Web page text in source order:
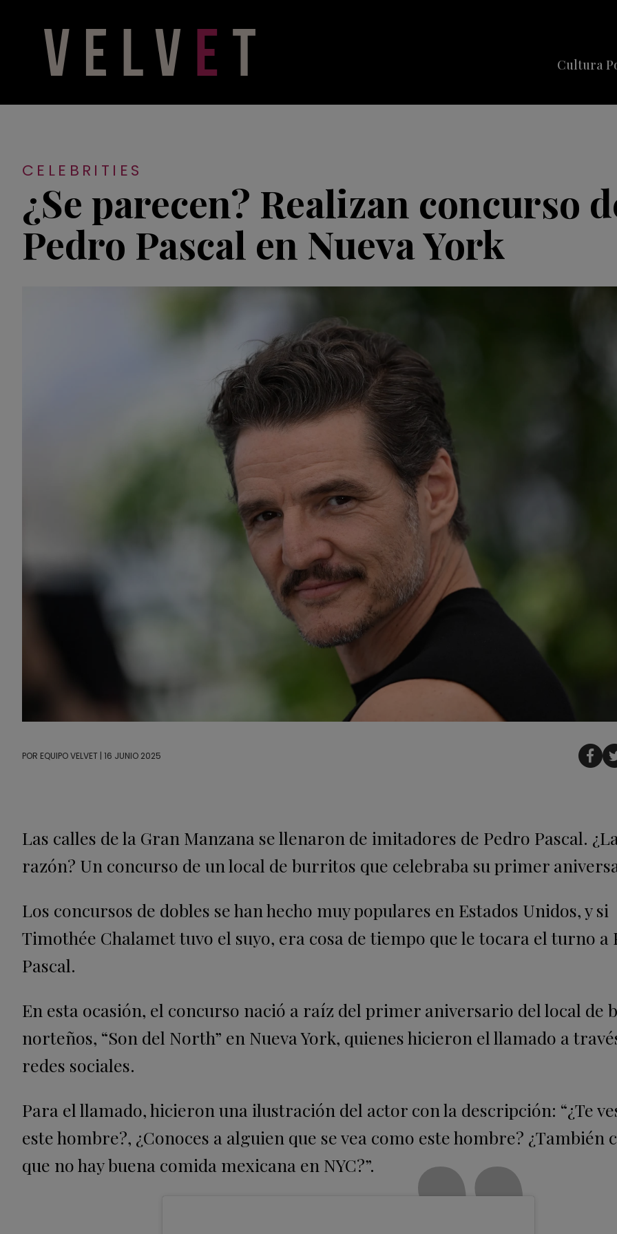
Cultura
CELEBRITIES
¿Se parecen? Realizan concurso
Pedro Pascal en Nueva York
POR EQUIPO VELVET | 16 JUNIO 2025
Las calles de la Gran Manzana se llenaron de imitadores de Pedro Pascal.
razón? Un concurso de un local de burritos que celebraba su primer
Los concursos de dobles se han hecho muy populares en Estados Unidos, y si
Timothée Chalamet tuvo el suyo, era cosa de tiempo que le tocara el turno a
Pascal.
En esta ocasión, el concurso nació a raíz del primer aniversario del local de
norteños, “Son del North” en Nueva York, quienes hicieron el llamado a
redes sociales.
Para el llamado, hicieron una ilustración del actor con la descripción: “¿Te
este hombre?, ¿Conoces a alguien que se vea como este hombre? ¿También
que no hay buena comida mexicana en NYC?”.